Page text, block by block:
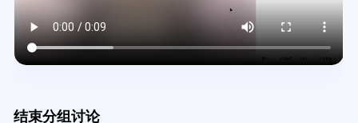
结束分组讨论